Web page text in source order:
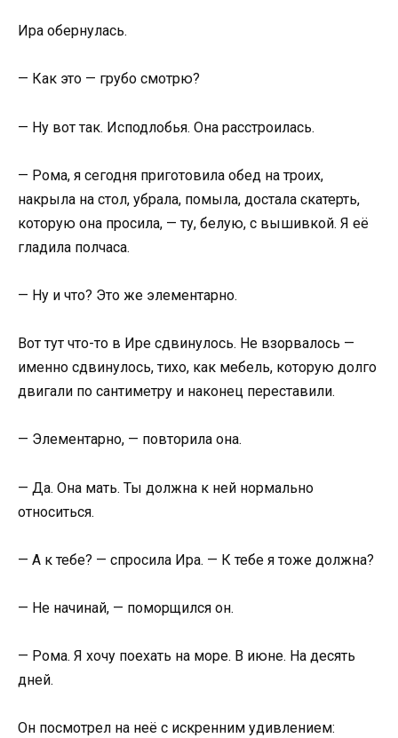
Ира обернулась.
— Как это — грубо смотрю?
— Ну вот так. Исподлобья. Она расстроилась.
— Рома, я сегодня приготовила обед на троих,
накрыла на стол, убрала, помыла, достала скатерть,
которую она просила, — ту, белую, с вышивкой. Я её
гладила полчаса.
— Ну и что? Это же элементарно.
Вот тут что-то в Ире сдвинулось. Не взорвалось —
именно сдвинулось, тихо, как мебель, которую долго
двигали по сантиметру и наконец переставили.
— Элементарно, — повторила она.
— Да. Она мать. Ты должна к ней нормально
относиться.
— А к тебе? — спросила Ира. — К тебе я тоже должна?
— Не начинай, — поморщился он.
— Рома. Я хочу поехать на море. В июне. На десять
дней.
Он посмотрел на неё с искренним удивлением: